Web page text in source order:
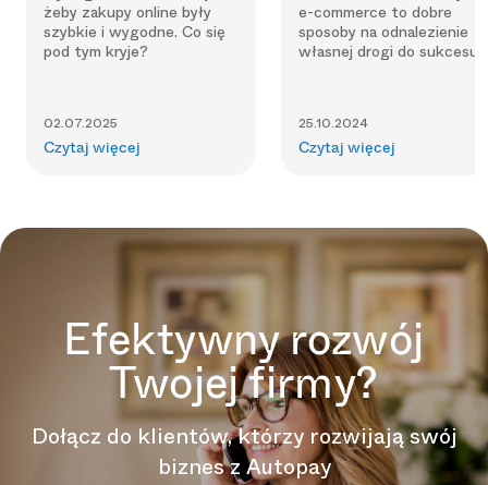
żeby zakupy online były
szybkie i wygodne. Co się
pod tym kryje?
02.07.2025
Czytaj więcej
e-commerce to dobre
sposoby na odnalezienie
własnej drogi do sukcesu.
25.10.2024
Czytaj więcej
Efektywny rozwój
Twojej firmy?
Dołącz do klientów, którzy rozwijają swój
biznes z Autopay